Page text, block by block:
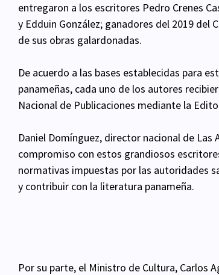
entregaron a los escritores Pedro Crenes
y Edduin González; ganadores del 2019
de sus obras galardonadas.
De acuerdo a las bases establecidas para
panameñas, cada uno de los autores
Nacional de Publicaciones mediante la
Daniel Domínguez, director nacional de
compromiso con estos grandiosos
normativas impuestas por las autoridades
y contribuir con la literatura panameña.
Por su parte, el Ministro de Cultura, Carlos